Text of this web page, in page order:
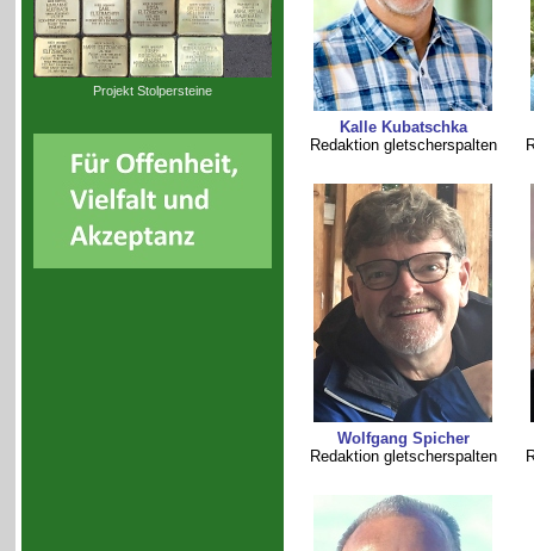
Projekt Stolpersteine
Kalle Kubatschka
Redaktion gletscherspalten
Wolfgang Spicher
Redaktion gletscherspalten